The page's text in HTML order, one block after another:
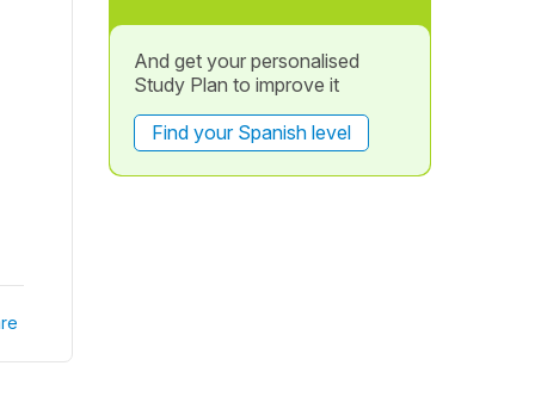
And get your personalised
Study Plan to improve it
Find your Spanish level